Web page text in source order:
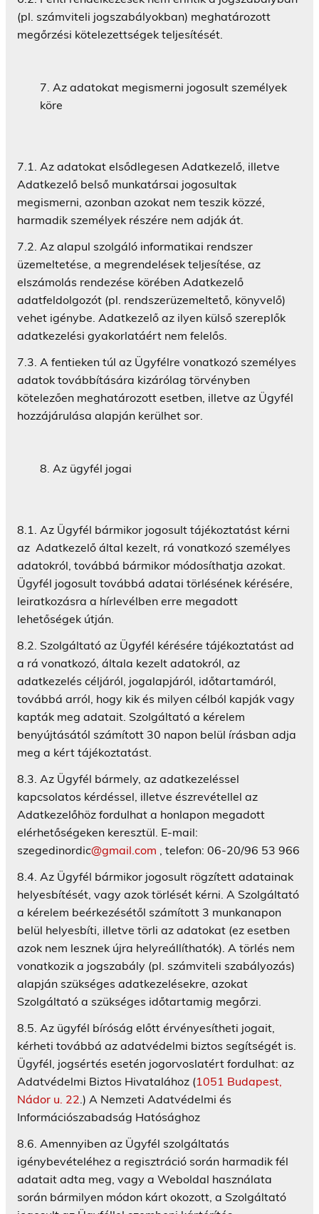
(pl. számviteli jogszabályokban) meghatározott
megőrzési kötelezettségek teljesítését.
Az adatokat megismerni jogosult személyek
köre
7.1. Az adatokat elsődlegesen Adatkezelő, illetve
Adatkezelő belső munkatársai jogosultak
megismerni, azonban azokat nem teszik közzé,
harmadik személyek részére nem adják át.
7.2. Az alapul szolgáló informatikai rendszer
üzemeltetése, a megrendelések teljesítése, az
elszámolás rendezése körében Adatkezelő
adatfeldolgozót (pl. rendszerüzemeltető, könyvelő)
vehet igénybe. Adatkezelő az ilyen külső szereplők
adatkezelési gyakorlatáért nem felelős.
7.3. A fentieken túl az Ügyfélre vonatkozó személyes
adatok továbbítására kizárólag törvényben
kötelezően meghatározott esetben, illetve az Ügyfél
hozzájárulása alapján kerülhet sor.
Az ügyfél jogai
8.1. Az Ügyfél bármikor jogosult tájékoztatást kérni
az Adatkezelő által kezelt, rá vonatkozó személyes
adatokról, továbbá bármikor módosíthatja azokat.
Ügyfél jogosult továbbá adatai törlésének kérésére,
leiratkozásra a hírlevélben erre megadott
lehetőségek útján.
8.2. Szolgáltató az Ügyfél kérésére tájékoztatást ad
a rá vonatkozó, általa kezelt adatokról, az
adatkezelés céljáról, jogalapjáról, időtartamáról,
továbbá arról, hogy kik és milyen célból kapják vagy
kapták meg adatait. Szolgáltató a kérelem
benyújtásától számított 30 napon belül írásban adja
meg a kért tájékoztatást.
8.3. Az Ügyfél bármely, az adatkezeléssel
kapcsolatos kérdéssel, illetve észrevétellel az
Adatkezelőhöz fordulhat a honlapon megadott
elérhetőségeken keresztül. E-mail:
szegedinordic@gmail.com , telefon: 06-20/96 53 966
8.4. Az Ügyfél bármikor jogosult rögzített adatainak
helyesbítését, vagy azok törlését kérni. A Szolgáltató
a kérelem beérkezésétől számított 3 munkanapon
belül helyesbíti, illetve törli az adatokat (ez esetben
azok nem lesznek újra helyreállíthatók). A törlés nem
vonatkozik a jogszabály (pl. számviteli szabályozás)
alapján szükséges adatkezelésekre, azokat
Szolgáltató a szükséges időtartamig megőrzi.
8.5. Az ügyfél bíróság előtt érvényesítheti jogait,
kérheti továbbá az adatvédelmi biztos segítségét is.
Ügyfél, jogsértés esetén jogorvoslatért fordulhat: az
Adatvédelmi Biztos Hivatalához (1051 Budapest,
Nádor u. 22 .) A Nemzeti Adatvédelmi és
Információszabadság Hatósághoz
8.6. Amennyiben az Ügyfél szolgáltatás
igénybevételéhez a regisztráció során harmadik fél
adatait adta meg, vagy a Weboldal használata
során bármilyen módon kárt okozott, a Szolgáltató